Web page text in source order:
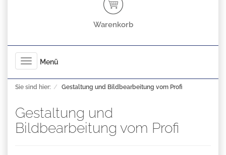
Warenkorb
Toggle
navigation
Menü
Sie sind hier: Gestaltung und Bildbearbeitung vom Profi
Gestaltung und
Bildbearbeitung vom Profi